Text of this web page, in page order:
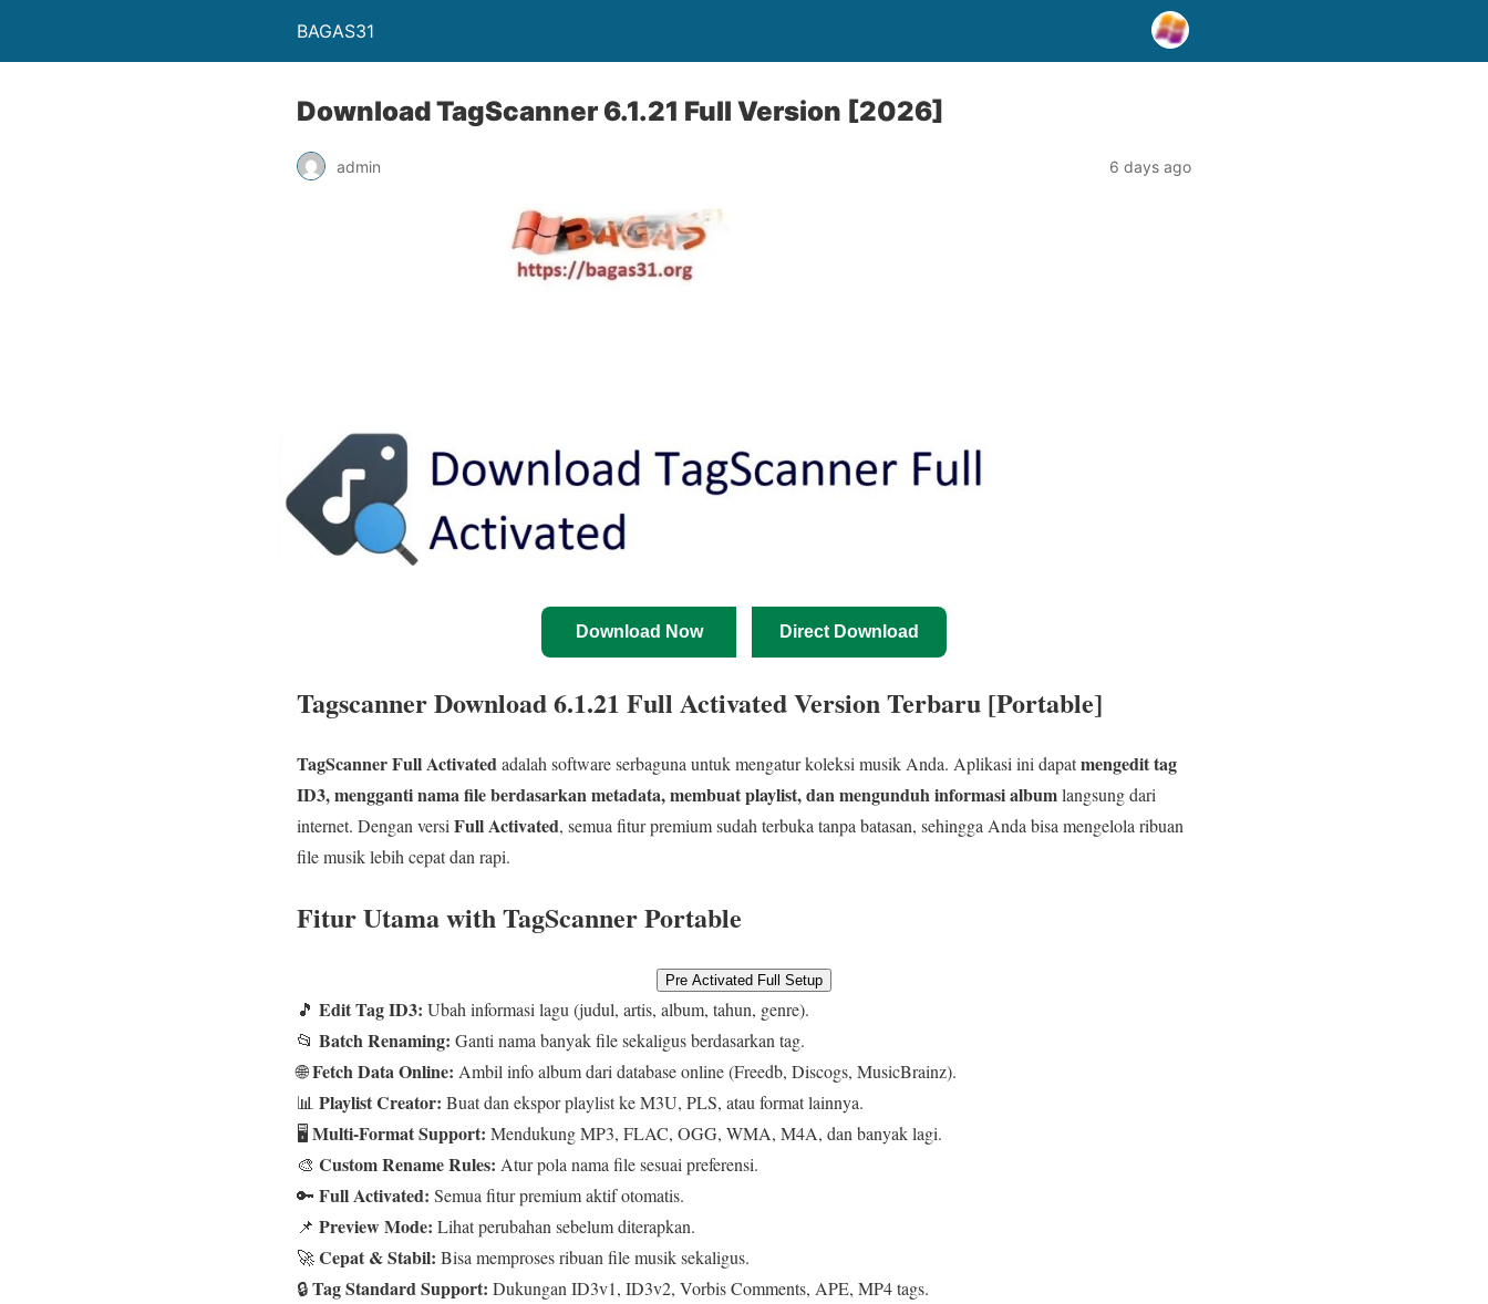
BAGAS31
Download TagScanner 6.1.21 Full Version [2026]
admin 6 days ago
Download Now Direct Download
Tagscanner Download 6.1.21 Full Activated Version Terbaru [Portable]
TagScanner Full Activatedadalah software serbaguna untuk mengatur koleksi musik Anda. Aplikasi ini dapatmengedit tag
ID3, mengganti nama file berdasarkan metadata, membuat playlist, dan mengunduh informasi albumlangsung dari
internet. Dengan versi Full Activated, semua fitur premium sudah terbuka tanpa batasan, sehingga Anda bisa mengelola ribuan
file musik lebih cepat dan rapi.
Fitur Utama with TagScanner Portable
Pre Activated Full Setup
🎵 Edit Tag ID3: Ubah informasi lagu (judul, artis, album, tahun, genre).
📂 Batch Renaming: Ganti nama banyak file sekaligus berdasarkan tag.
🌐Fetch Data Online: Ambil info album dari database online (Freedb, Discogs, MusicBrainz).
📊 Playlist Creator: Buat dan ekspor playlist ke M3U, PLS, atau format lainnya.
🖥️Multi-Format Support: Mendukung MP3, FLAC, OGG, WMA, M4A, dan banyak lagi.
🎨 Custom Rename Rules: Atur pola nama file sesuai preferensi.
🔑 Full Activated: Semua fitur premium aktif otomatis.
📌 Preview Mode: Lihat perubahan sebelum diterapkan.
🚀Cepat & Stabil: Bisa memproses ribuan file musik sekaligus.
🔒Tag Standard Support: Dukungan ID3v1, ID3v2, Vorbis Comments, APE, MP4 tags.